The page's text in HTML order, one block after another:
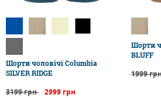
Шорти чоловічі Columbia
SILVER RIDGE
3199 грн 2999 грн
Шорти
BLUFF
1999